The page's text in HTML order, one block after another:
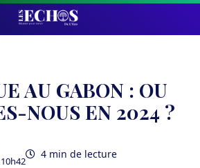
AU GABON : OU
NOUS EN 2024 ?
4 min de lecture